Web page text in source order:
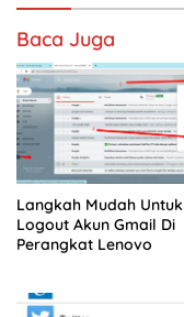
Baca Juga
Langkah Mudah Untuk
Logout Akun Gmail Di
Perangkat Lenovo